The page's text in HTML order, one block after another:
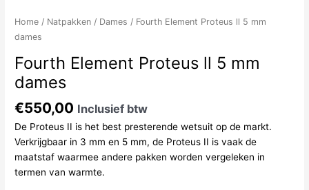
Home / Natpakken / Dames / Fourth Element Proteus ll 5 mm
dames
Fourth Element Proteus ll 5 mm
dames
€550,00 Inclusief btw
De Proteus II is het best presterende wetsuit op de markt.
Verkrijgbaar in 3 mm en 5 mm, de Proteus II is vaak de
maatstaf waarmee andere pakken worden vergeleken in
termen van warmte.